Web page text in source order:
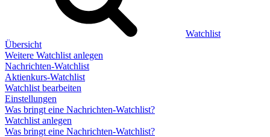
Watchlist
Übersicht
Weitere Watchlist anlegen
Nachrichten-Watchlist
Aktienkurs-Watchlist
Watchlist bearbeiten
Einstellungen
Was bringt eine Nachrichten-Watchlist?
Watchlist anlegen
Was bringt eine Nachrichten-Watchlist?